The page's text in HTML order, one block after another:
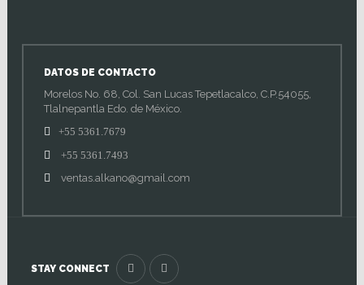
DATOS DE CONTACTO
Morelos No. 68, Col. San Lucas Tepetlacalco, C.P.54055,
Tlalnepantla Edo. de México.
+55 5361.7679
+55 5361.7493
ventas.alkano@gmail.com
STAY CONNECT